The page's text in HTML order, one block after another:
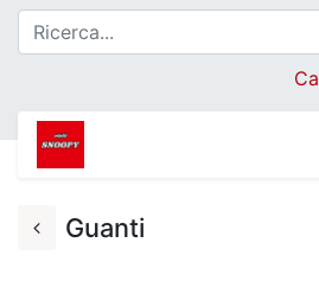
Guanti